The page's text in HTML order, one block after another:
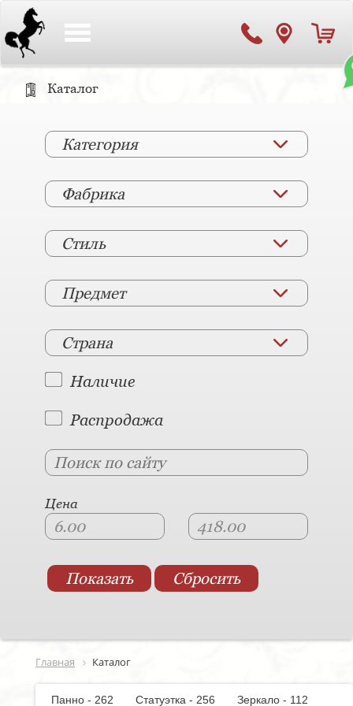
Каталог
Категория
Фабрика
Стиль
Предмет
Страна
Наличие
Распродажа
Цена
Главная Каталог
Панно - 262 Статуэтка - 256
Зеркало - 112